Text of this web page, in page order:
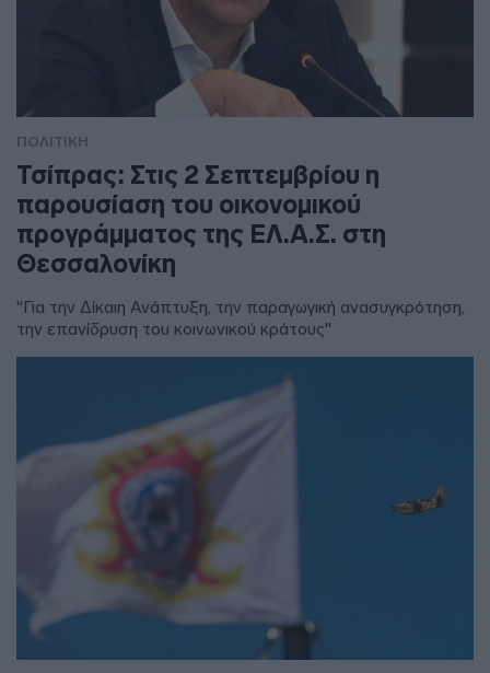
ΠΟΛΙΤΙΚΗ
Τσίπρας: Στις 2 Σεπτεμβρίου η
παρουσίαση του οικονομικού
προγράμματος της ΕΛ.Α.Σ. στη
Θεσσαλονίκη
"Για την Δίκαιη Ανάπτυξη, την παραγωγική ανασυγκρότηση,
την επανίδρυση του κοινωνικού κράτους"